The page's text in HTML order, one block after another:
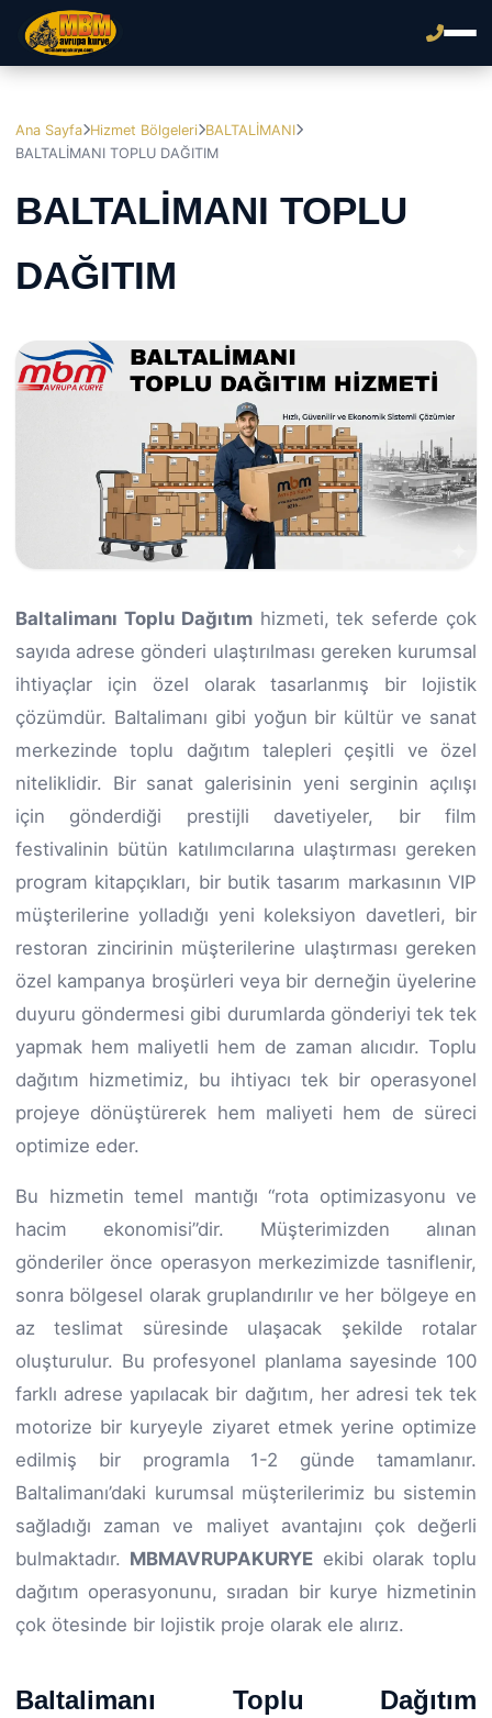
Ana Sayfa Hizmet Bölgeleri BALTALİMANI
BALTALİMANI TOPLU DAĞITIM
BALTALİMANI TOPLU
DAĞITIM
Baltalimanı Toplu Dağıtımhizmeti, tek seferde çok
sayıda adrese gönderi ulaştırılması gereken kurumsal
ihtiyaçlar için özel olarak tasarlanmış bir lojistik
çözümdür. Baltalimanı gibi yoğun bir kültür ve sanat
merkezinde toplu dağıtım talepleri çeşitli ve özel
niteliklidir. Bir sanat galerisinin yeni serginin açılışı
için gönderdiği prestijli davetiyeler, bir film
festivalinin bütün katılımcılarına ulaştırması gereken
program kitapçıkları, bir butik tasarım markasının VIP
müşterilerine yolladığı yeni koleksiyon davetleri, bir
restoran zincirinin müşterilerine ulaştırması gereken
özel kampanya broşürleri veya bir derneğin üyelerine
duyuru göndermesi gibi durumlarda gönderiyi tek tek
yapmak hem maliyetli hem de zaman alıcıdır. Toplu
dağıtım hizmetimiz, bu ihtiyacı tek bir operasyonel
projeye dönüştürerek hem maliyeti hem de süreci
optimize eder.
Bu hizmetin temel mantığı “rota optimizasyonu ve
hacim ekonomisi”dir. Müşterimizden alınan
gönderiler önce operasyon merkezimizde tasniflenir,
sonra bölgesel olarak gruplandırılır ve her bölgeye en
az teslimat süresinde ulaşacak şekilde rotalar
oluşturulur. Bu profesyonel planlama sayesinde 100
farklı adrese yapılacak bir dağıtım, her adresi tek tek
motorize bir kuryeyle ziyaret etmek yerine optimize
edilmiş bir programla 1-2 günde tamamlanır.
Baltalimanı’daki kurumsal müşterilerimiz bu sistemin
sağladığı zaman ve maliyet avantajını çok değerli
bulmaktadır. MBMAVRUPAKURYE ekibi olarak toplu
dağıtım operasyonunu, sıradan bir kurye hizmetinin
çok ötesinde bir lojistik proje olarak ele alırız.
Baltalimanı Toplu Dağıtım